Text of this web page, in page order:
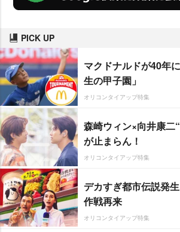
PICK UP
マクドナルドが40年
生の甲子園」
オリコンタイアップ特集
森崎ウィン×向井康二
が止まらん！
オリコンタイアップ特集
デカすぎ都市伝説発
作戦再来
オリコンタイアップ特集